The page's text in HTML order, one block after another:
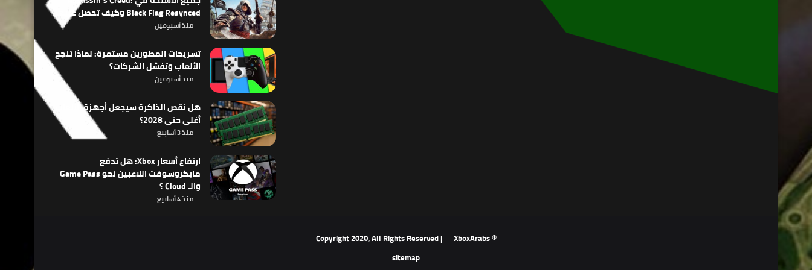
Black Flag Resynced وكيف تحصل عليها
منذ أسبوعين
تسريحات المطورين مستمرة: لماذا تنجح
الألعاب وتفشل الشركات؟
منذ أسبوعين
هل نقص الذاكرة سيجعل أجهزة الألعاب
أغلى حتى 2028؟
منذ 3 أسابيع
ارتفاع أسعار Xbox: هل تدفع
مايكروسوفت اللاعبين نحو Game Pass
والـ Cloud ؟
منذ 4 أسابيع
© Copyright 2020, All Rights Reserved |
XboxArabs
sitemap